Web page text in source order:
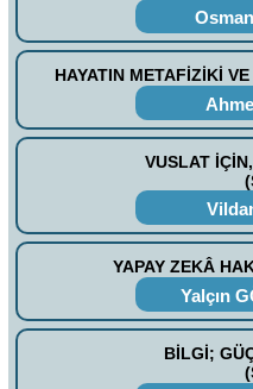
HAYATIN METAFİZİKİ
VUSLAT
YAPAY ZEKÂ
Yalçın
BİLGİ;